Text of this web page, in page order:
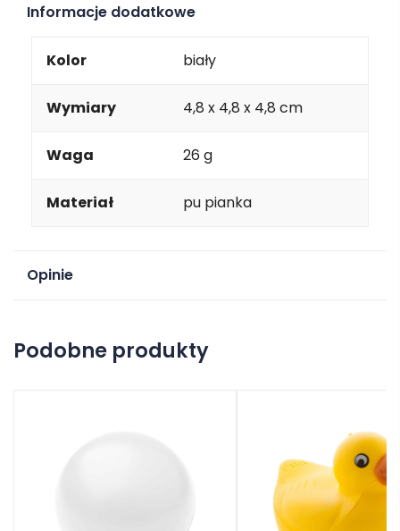
Informacje dodatkowe
Kolor biały
Wymiary 4,8 x 4,8 x 4,8 cm
Waga 26 g
Materiał pu pianka
Opinie
Podobne produkty